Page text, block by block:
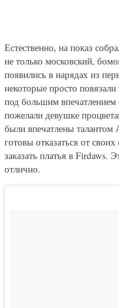
Естественно, на показ
не только московский,
появились в нарядах из
некоторые просто повязали
под большим впечатлением
пожелали девушке
были впечатлены талантом
готовы отказаться от
заказать платья в Firdaws.
отлично.